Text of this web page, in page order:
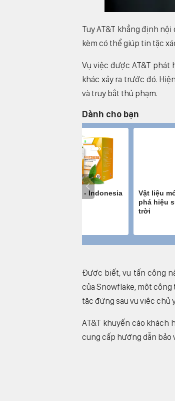
Tuy AT&T khẳng định
kèm có thể giúp tin tặc
Vụ việc được AT&T phát
khác xảy ra trước đó.
và truy bắt thủ phạm.
Dành cho bạn
Được biết, vụ tấn công
của Snowflake, một
tặc đứng sau vụ việc chủ
AT&T khuyến cáo
cung cấp hướng dẫn bảo